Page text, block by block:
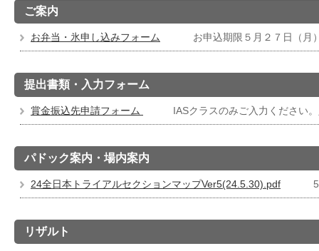
ご案内
お弁当・氷申し込みフォーム お申込期限５月２７日（月
提出書類・入力フォーム
賞金振込先申請フォーム IASクラスのみご入力ください
パドック案内・場内案内
24全日本トライアルセクションマップVer5(24.5.30).pdf
リザルト